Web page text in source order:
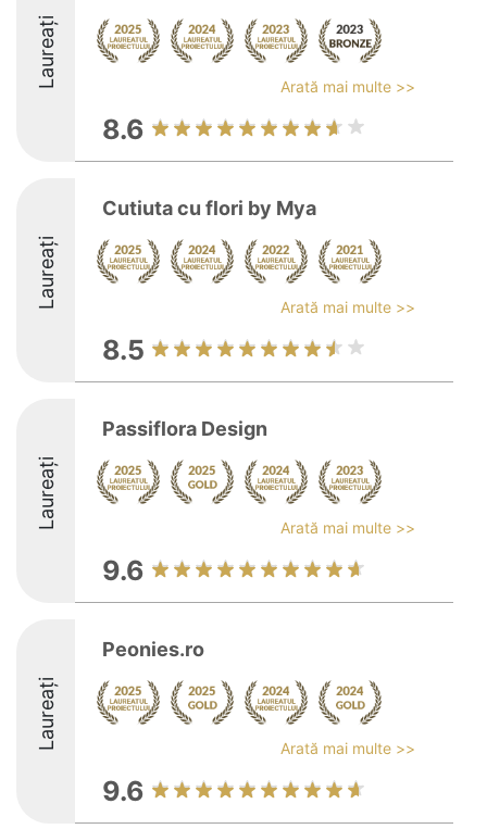
Laureați Arată mai multe >>
8.6
Laureați
Cutiuta cu flori by Mya
Arată mai multe >>
8.5
Laureați
Passiflora Design
Arată mai multe >>
9.6
Laureați
Peonies.ro
Arată mai multe >>
9.6